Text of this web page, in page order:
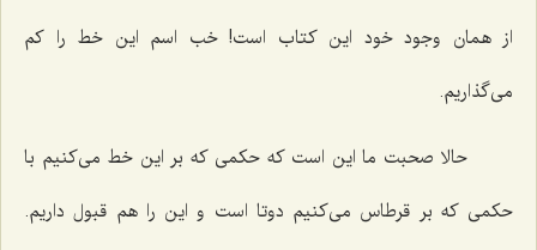
از همان وجود خود این کتاب است! خب اسم این خط را کم
می‌گذاریم.
حالا صحبت ما این است که حکمی که بر این خط می‌کنیم با
حکمی که بر قرطاس می‌کنیم دوتا است و این را هم قبول داریم.